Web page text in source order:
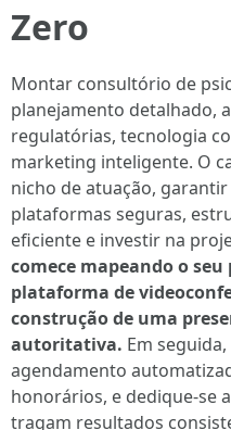
Zero
Montar consultório de
planejamento detalhado,
regulatórias, tecnologia
marketing inteligente. O
nicho de atuação,
plataformas seguras,
eficiente e investir na
comece mapeando o
plataforma de
construção de uma
autoritativa. Em
agendamento
honorários, e dedique-se
tragam resultados